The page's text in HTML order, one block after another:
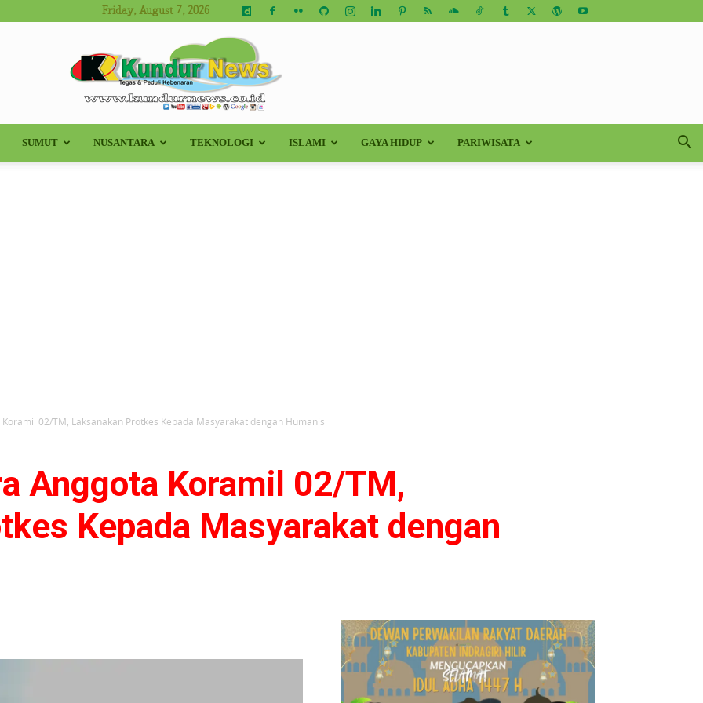
Friday, August 7, 2026
Kundur
SUMUT NUSANTARA TEKNOLOGI ISLAMI GAYA HIDUP PARIWISATA
02/TM, Laksanakan Protkes Kepada Masyarakat dengan Humanis
Anggota Koramil 02/TM,
Kepada Masyarakat dengan